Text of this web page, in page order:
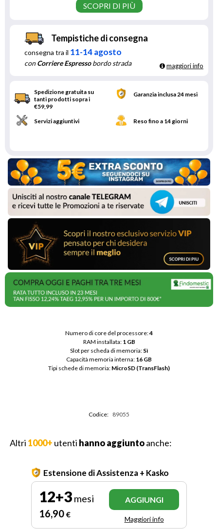
SCOPRI DI PIÙ
Tempistiche di consegna
consegna tra il 11-14 agosto
conCorriere Espressobordo strada maggiori info
Spedizione gratuita su
tanti prodotti sopra i
€59,99
Garanzia inclusa 24 mesi
Servizi aggiuntivi Reso fino a 14 giorni
Numero di core del processore: 4
RAM installata: 1 GB
Slot per scheda di memoria: Sì
Capacità memoria interna: 16 GB
Tipi schede di memoria: MicroSD (TransFlash)
Codice: 89055
Altri 1000+ utenti hanno aggiuntoanche:
Estensione di Assistenza + Kasko
12+3 mesi
16,90 €
AGGIUNGI
Maggiori info